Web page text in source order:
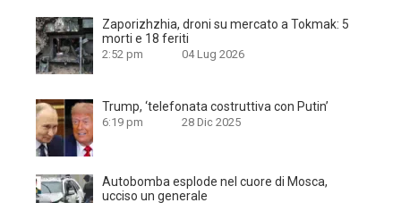
Zaporizhzhia, droni su mercato a Tokmak: 5
morti e 18 feriti
2:52 pm 04 Lug 2026
Trump, ‘telefonata costruttiva con Putin’
6:19 pm 28 Dic 2025
Autobomba esplode nel cuore di Mosca,
ucciso un generale